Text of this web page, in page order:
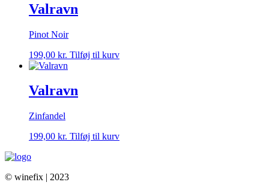
Valravn
Pinot Noir
199,00 kr. Tilføj til kurv
Valravn
Zinfandel
199,00 kr. Tilføj til kurv
© winefix | 2023